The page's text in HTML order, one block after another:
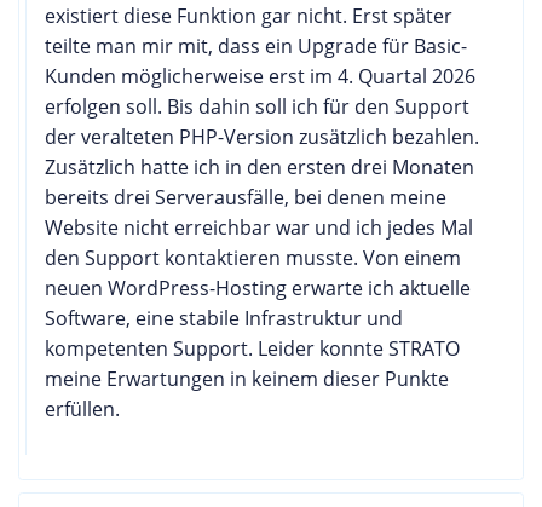
existiert diese Funktion gar nicht. Erst später
teilte man mir mit, dass ein Upgrade für Basic-
Kunden möglicherweise erst im 4. Quartal 2026
erfolgen soll. Bis dahin soll ich für den Support
der veralteten PHP-Version zusätzlich bezahlen.
Zusätzlich hatte ich in den ersten drei Monaten
bereits drei Serverausfälle, bei denen meine
Website nicht erreichbar war und ich jedes Mal
den Support kontaktieren musste. Von einem
neuen WordPress-Hosting erwarte ich aktuelle
Software, eine stabile Infrastruktur und
kompetenten Support. Leider konnte STRATO
meine Erwartungen in keinem dieser Punkte
erfüllen.